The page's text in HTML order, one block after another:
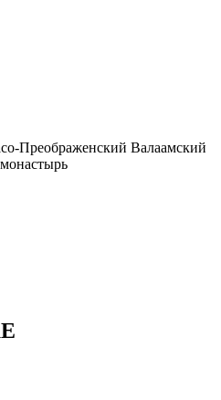
Преображенский Валаамский